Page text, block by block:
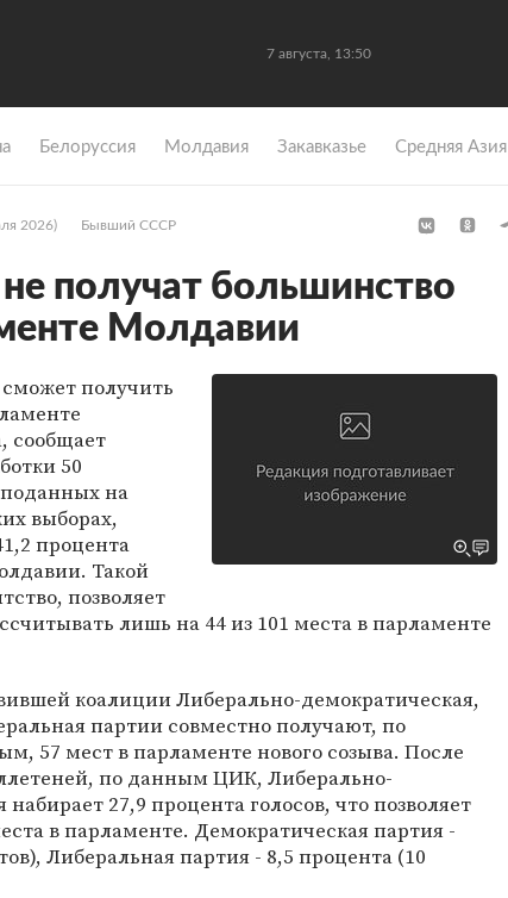
7 августа, 13:50
Белоруссия Молдавия Закавказье Средняя Азия
2026) Бывший СССР
получат большинство
Молдавии
получить
сообщает
50
на
выборах,
процента
Такой
позволяет
лишь на 44 из 101 места в парламенте
коалиции Либерально-демократическая,
партии совместно получают, по
57 мест в парламенте нового созыва. После
по данным ЦИК, Либерально-
27,9 процента голосов, что позволяет
в парламенте. Демократическая партия -
Либеральная партия - 8,5 процента (10